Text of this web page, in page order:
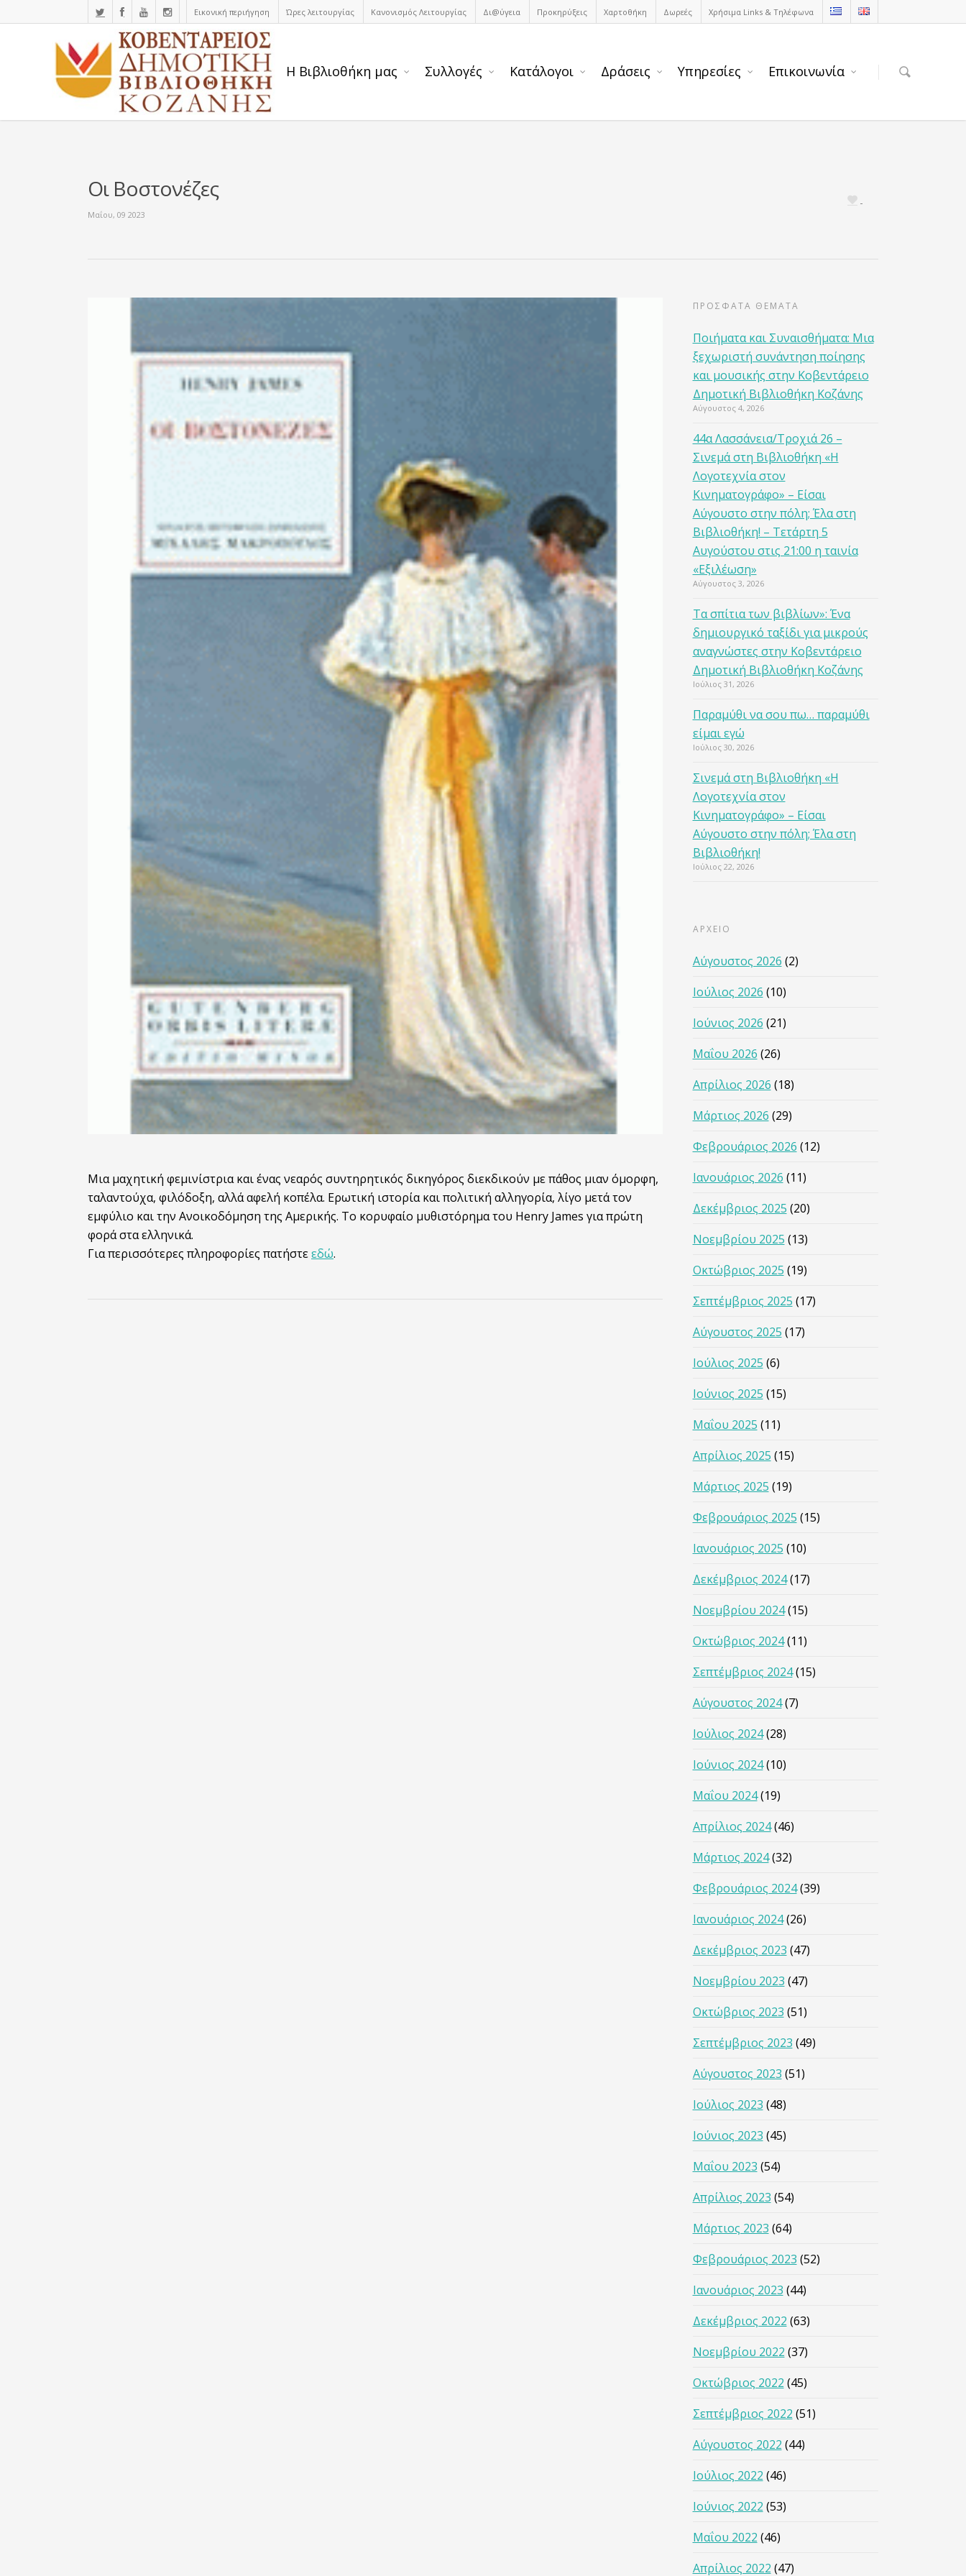
Εικονική περιήγηση Ώρες λειτουργίας Κανονισμός Λειτουργίας Δι@ύγεια Προκηρύξεις Χαρτοθήκη Δωρεές Χρήσιμα Links & Τηλέφωνα
Η Βιβλιοθήκη μας Συλλογές Κατάλογοι Δράσεις Υπηρεσίες Επικοινωνία
Οι Βοστονέζες
Μαΐου, 09 2023
Μια μαχητική φεμινίστρια και ένας νεαρός συντηρητικός δικηγόρος διεκδικούν με πάθος μιαν όμορφη,
ταλαντούχα, φιλόδοξη, αλλά αφελή κοπέλα. Ερωτική ιστορία και πολιτική αλληγορία, λίγο μετά τον
εμφύλιο και την Ανοικοδόμηση της Αμερικής. Το κορυφαίο μυθιστόρημα του Henry James για πρώτη
φορά στα ελληνικά.
Για περισσότερες πληροφορίες πατήστεεδώ.
ΠΡΟΣΦΑΤΑ ΘΕΜΑΤΑ
Ποιήματα και Συναισθήματα: Μια
ξεχωριστή συνάντηση ποίησης
και μουσικής στην Κοβεντάρειο
Δημοτική Βιβλιοθήκη Κοζάνης
Αύγουστος 4, 2026
44α Λασσάνεια/Τροχιά 26 –
Σινεμά στη Βιβλιοθήκη «Η
Λογοτεχνία στον
Κινηματογράφο» – Είσαι
Αύγουστο στην πόλη; Έλα στη
Βιβλιοθήκη! – Τετάρτη 5
Αυγούστου στις 21:00 η ταινία
«Εξιλέωση»
Αύγουστος 3, 2026
Τα σπίτια των βιβλίων»: Ένα
δημιουργικό ταξίδι για μικρούς
αναγνώστες στην Κοβεντάρειο
Δημοτική Βιβλιοθήκη Κοζάνης
Ιούλιος 31, 2026
Παραμύθι να σου πω… παραμύθι
είμαι εγώ
Ιούλιος 30, 2026
Σινεμά στη Βιβλιοθήκη «Η
Λογοτεχνία στον
Κινηματογράφο» – Είσαι
Αύγουστο στην πόλη; Έλα στη
Βιβλιοθήκη!
Ιούλιος 22, 2026
ΑΡΧΕΙΟ
Αύγουστος 2026 (2)
Ιούλιος 2026 (10)
Ιούνιος 2026 (21)
Μαΐου 2026 (26)
Απρίλιος 2026 (18)
Μάρτιος 2026 (29)
Φεβρουάριος 2026 (12)
Ιανουάριος 2026 (11)
Δεκέμβριος 2025 (20)
Νοεμβρίου 2025 (13)
Οκτώβριος 2025 (19)
Σεπτέμβριος 2025 (17)
Αύγουστος 2025 (17)
Ιούλιος 2025 (6)
Ιούνιος 2025 (15)
Μαΐου 2025 (11)
Απρίλιος 2025 (15)
Μάρτιος 2025 (19)
Φεβρουάριος 2025 (15)
Ιανουάριος 2025 (10)
Δεκέμβριος 2024(17)
Νοεμβρίου 2024(15)
Οκτώβριος 2024(11)
Σεπτέμβριος 2024(15)
Αύγουστος 2024(7)
Ιούλιος 2024(28)
Ιούνιος 2024(10)
Μαΐου 2024(19)
Απρίλιος 2024(46)
Μάρτιος 2024(32)
Φεβρουάριος 2024(39)
Ιανουάριος 2024(26)
Δεκέμβριος 2023 (47)
Νοεμβρίου 2023 (47)
Οκτώβριος 2023 (51)
Σεπτέμβριος 2023 (49)
Αύγουστος 2023 (51)
Ιούλιος 2023 (48)
Ιούνιος 2023 (45)
Μαΐου 2023 (54)
Απρίλιος 2023 (54)
Μάρτιος 2023 (64)
Φεβρουάριος 2023 (52)
Ιανουάριος 2023 (44)
Δεκέμβριος 2022 (63)
Νοεμβρίου 2022 (37)
Οκτώβριος 2022 (45)
Σεπτέμβριος 2022 (51)
Αύγουστος 2022 (44)
Ιούλιος 2022 (46)
Ιούνιος 2022 (53)
Μαΐου 2022 (46)
Απρίλιος 2022 (47)